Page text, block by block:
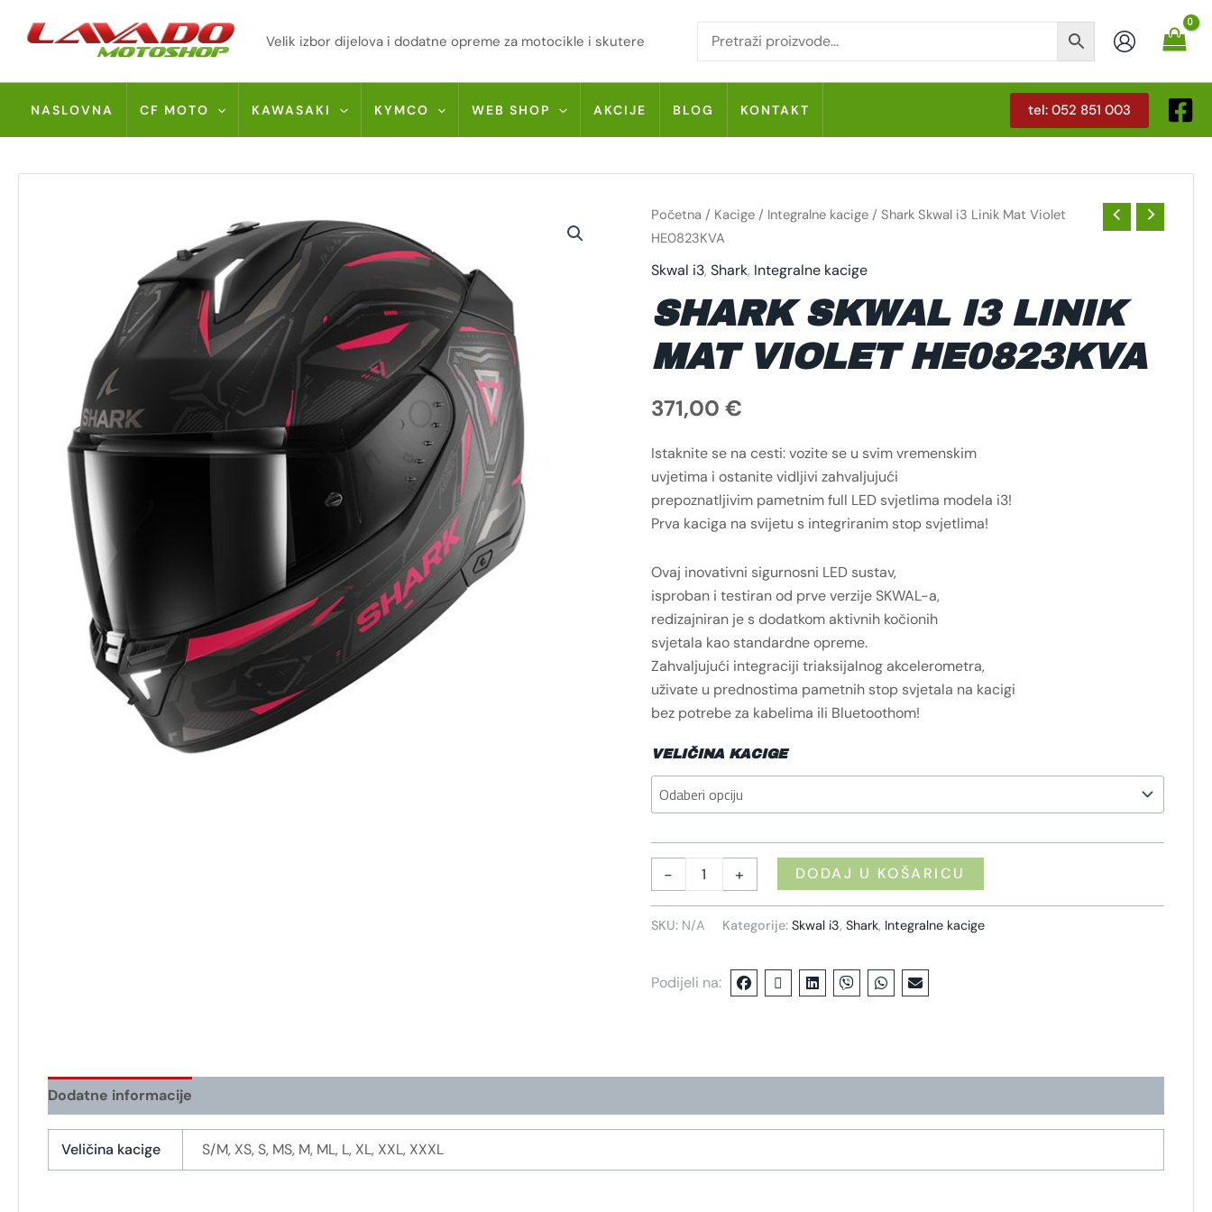
Velik izbor dijelova i dodatne opreme za motocikle i skutere
NASLOVNA CF MOTO KAWASAKI KYMCO WEB SHOP AKCIJE BLOG KONTAKT tel: 052 851 003
Početna / Kacige/ Integralne kacige/ Shark Skwal i3 Linik Mat Violet
HE0823KVA
Skwal i3, Shark, Integralne kacige
SHARK SKWAL I3 LINIK
MAT VIOLET HE0823KVA
371,00 €
Istaknite se na cesti: vozite se u svim vremenskim
uvjetima i ostanite vidljivi zahvaljujući
prepoznatljivim pametnim full LED svjetlima modela i3!
Prva kaciga na svijetu s integriranim stop svjetlima!
Ovaj inovativni sigurnosni LED sustav,
isproban i testiran od prve verzije SKWAL-a,
redizajniran je s dodatkom aktivnih kočionih
svjetala kao standardne opreme.
Zahvaljujući integraciji triaksijalnog akcelerometra,
uživate u prednostima pametnih stop svjetala na kacigi
bez potrebe za kabelima ili Bluetoothom!
VELIČINA KACIGE
-
SHARK
SKWAL
I3
MAT
VIOLET
KOLIČINA
+ DODAJ U KOŠARICU
SKU: N/A Kategorije: Skwal i3, Shark, Integralne kacige
Podijeli na:
Dodatne informacije
Veličina kacige S/M, XS, S, MS, M, ML, L, XL, XXL, XXXL